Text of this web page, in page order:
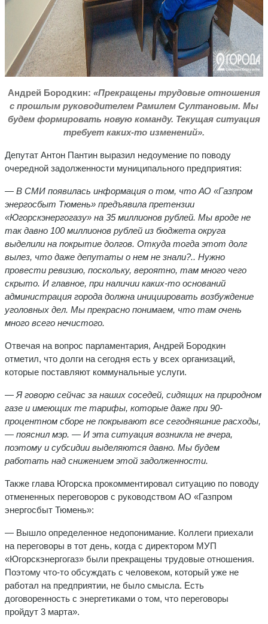
Андрей Бородкин: «Прекращены трудовые отношения
с прошлым руководителем Рамилем Султановым. Мы
будем формировать новую команду. Текущая ситуация
требует каких-то изменений».
Депутат Антон Пантин выразил недоумение по поводу
очередной задолженности муниципального предприятия:
— В СМИ появилась информация о том, что АО «Газпром
энергосбыт Тюмень» предъявила претензии
«Югорскэнергогазу» на 35 миллионов рублей. Мы вроде не
так давно 100 миллионов рублей из бюджета округа
выделили на покрытие долгов. Откуда тогда этот долг
вылез, что даже депутаты о нем не знали?.. Нужно
провести ревизию, поскольку, вероятно, там много чего
скрыто. И главное, при наличии каких-то оснований
администрация города должна инициировать возбуждение
уголовных дел. Мы прекрасно понимаем, что там очень
много всего нечистого.
Отвечая на вопрос парламентария, Андрей Бородкин
отметил, что долги на сегодня есть у всех организаций,
которые поставляют коммунальные услуги.
— Я говорю сейчас за наших соседей, сидящих на природном
газе и имеющих те тарифы, которые даже при 90-
процентном сборе не покрывают все сегодняшние расходы,
— пояснил мэр. — И эта ситуация возникла не вчера,
поэтому и субсидии выделяются давно. Мы будем
работать над снижением этой задолженности.
Также глава Югорска прокомментировал ситуацию по поводу
отмененных переговоров с руководством АО «Газпром
энергосбыт Тюмень»:
— Вышло определенное недопонимание. Коллеги приехали
на переговоры в тот день, когда с директором МУП
«Югорскэнергогаз» были прекращены трудовые отношения.
Поэтому что-то обсуждать с человеком, который уже не
работал на предприятии, не было смысла. Есть
договоренность с энергетиками о том, что переговоры
пройдут 3 марта».